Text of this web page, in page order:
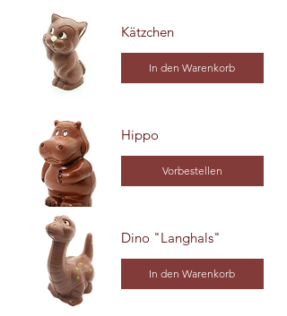
Kätzchen
In den Warenkorb
Hippo
Vorbestellen
Dino "Langhals"
In den Warenkorb